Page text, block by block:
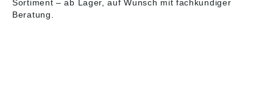
Sortiment – ab Lager, auf Wunsch mit fachkundiger
Beratung.